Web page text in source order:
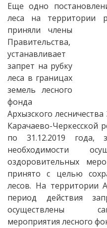
Еще одно
леса на территории
приняли члены
Правительства,
устанавливает
запрет на рубку
леса в границах
земель лесного
фонда
Архызского
Карачаево-Черкесской
по 31.12.2019 года,
необходимости
оздоровительных
принято с целью
лесов. На территории
период действия
осуществлены
мероприятия лесного